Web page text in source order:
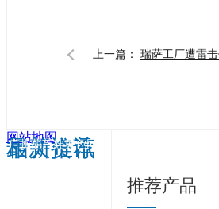
上一篇： 瑞萨工厂遭雷
推荐产品
相关推荐
最新资讯
广州葫芦娃黄色网站
网站地图